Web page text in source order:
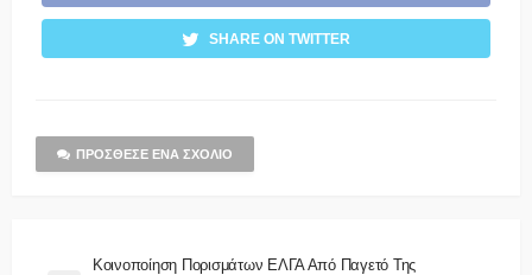
SHARE ON TWITTER
ΠΡΌΣΘΕΣΕ ΈΝΑ ΣΧΌΛΙΟ
Κοινοποίηση Πορισμάτων ΕΛΓΑ Από Παγετό Της